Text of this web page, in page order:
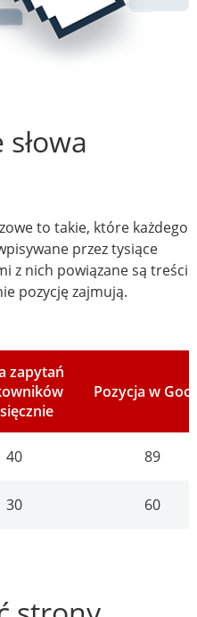
to takie, które każdego
przez tysiące
z nich powiązane są treści
pozycję zajmują.
zapytań
Pozycja w
40 89
30 60